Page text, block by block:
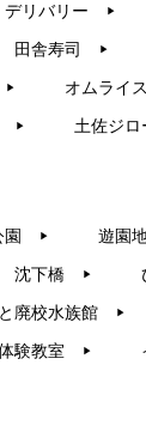
リバリー ▶︎
田舎寿司 ▶︎
▶︎ オムライス
▶︎ 土佐ジロ
園 ▶︎ 遊園
沈下橋 ▶︎
廃校水族館 ▶︎
験教室 ▶︎